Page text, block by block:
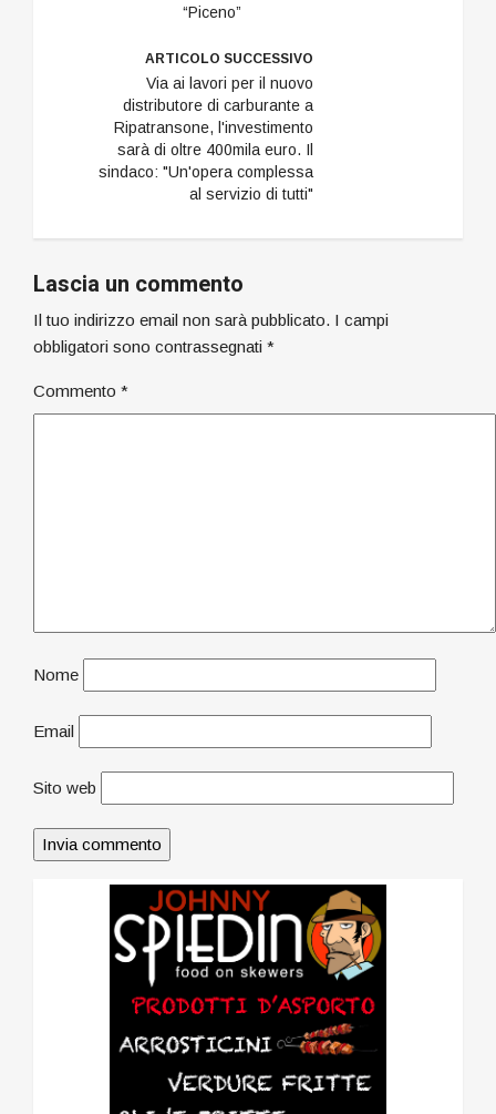
“Piceno”
ARTICOLO SUCCESSIVO
Via ai lavori per il nuovo
distributore di carburante a
Ripatransone, l'investimento
sarà di oltre 400mila euro. Il
sindaco: "Un'opera complessa
al servizio di tutti"
Lascia un commento
Il tuo indirizzo email non sarà pubblicato. I campi
obbligatori sono contrassegnati *
Commento *
Nome
Email
Sito web